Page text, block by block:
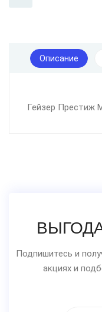
Описание
Гейзер Престиж
Подпишитесь и
акциях и